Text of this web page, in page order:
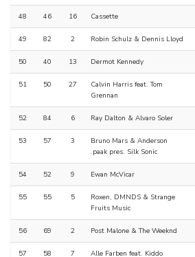
48 46 16 Cassette
49 82 2 Robin Schulz & Dennis Lloyd
50 40 13 Dermot Kennedy
51 50 27
Calvin Harris feat. Tom
Grennan
52 84 6 Ray Dalton & Alvaro Soler
53 57 3
Bruno Mars & Anderson
.paak pres. Silk Sonic
54 52 9 Ewan McVicar
55 55 5
Roxen, DMNDS & Strange
Fruits Music
56 69 2 Post Malone & The Weeknd
57 58 7 Alle Farben feat. Kiddo